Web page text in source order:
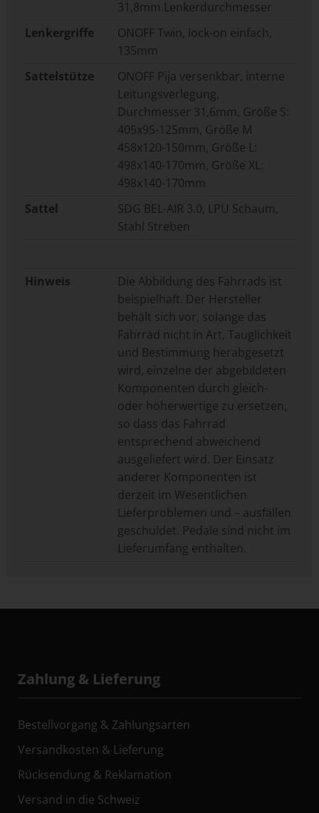
31,8mm Lenkerdurchmesser
Lenkergriffe
ONOFF Twin, lock-on einfach,
135mm
Sattelstütze
ONOFF Pija versenkbar, interne
Leitungsverlegung,
Durchmesser 31,6mm, Größe S:
405x95-125mm, Größe M
458x120-150mm, Größe L:
498x140-170mm, Größe XL:
498x140-170mm
Sattel
SDG BEL-AIR 3.0, LPU Schaum,
Stahl Streben
Hinweis
Die Abbildung des Fahrrads ist
beispielhaft. Der Hersteller
behält sich vor, solange das
Fahrrad nicht in Art, Tauglichkeit
und Bestimmung herabgesetzt
wird, einzelne der abgebildeten
Komponenten durch gleich-
oder höherwertige zu ersetzen,
so dass das Fahrrad
entsprechend abweichend
ausgeliefert wird. Der Einsatz
anderer Komponenten ist
derzeit im Wesentlichen
Lieferproblemen und – ausfällen
geschuldet. Pedale sind nicht im
Lieferumfang enthalten.
Zahlung & Lieferung
Bestellvorgang & Zahlungsarten
Versandkosten & Lieferung
Rücksendung & Reklamation
Versand in die Schweiz